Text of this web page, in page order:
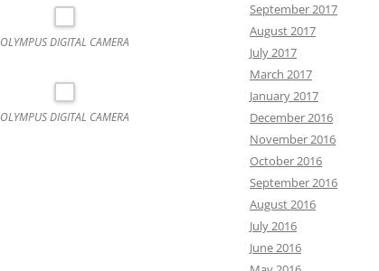
OLYMPUS DIGITAL CAMERA
OLYMPUS DIGITAL CAMERA
September 2017
August 2017
July 2017
March 2017
January 2017
December 2016
November 2016
October 2016
September 2016
August 2016
July 2016
June 2016